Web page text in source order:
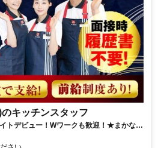
キッチンスタッフ
トデビュー！Wワークも歓迎！★まかない